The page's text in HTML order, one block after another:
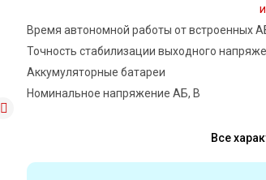
Время автономной работы от встроенных
Точность стабилизации выходного
Аккумуляторные батареи
Номинальное напряжение АБ, В
Все